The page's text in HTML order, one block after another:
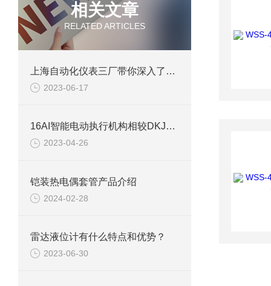
相关文章
RELATED ARTICLES
上海自动化仪表三厂带你深入了解铂电阻参数
2023-06-17
16AI智能电动执行机构相较DKJ执行机构的优点
2023-04-26
铠装热电偶套管产品介绍
2024-02-28
雷达液位计有什么特点和优势？
2023-06-30